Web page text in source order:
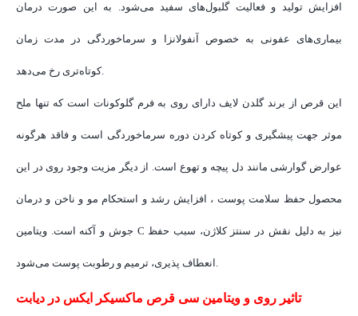
افزایش تولید و فعالیت گلبول‌های سفید می‌شود. به این صورت درمان
بیماری‌های عفونی به خصوص آنفولانزا و سرماخوردگی در مدت زمان
کوتاه‌تری رخ می‌دهد.
این قرص از برند گلدن لایف دارای روی به فرم گلوکونات است که تنها ملح
موثر جهت پیشگیری و کوتاه کردن دوره سرماخوردگی است و فاقد هرگونه
عوارض گوارشی مانند دل پیچه و تهوع است. از دیگر مزیت وجود روی در این
محصول حفظ سلامت پوست ، افزایش رشد و استحکام مو و ناخن و درمان
جوش و آکنه است. ویتامین C نیز به دلیل نقش در سنتز کلاژن، سبب حفظ
انعطاف پذیری، ترمیم و رطوبت پوست می‌شود.
تاثیر روی و ویتامین سی قرص ماکسیکر ایکس در دیابت